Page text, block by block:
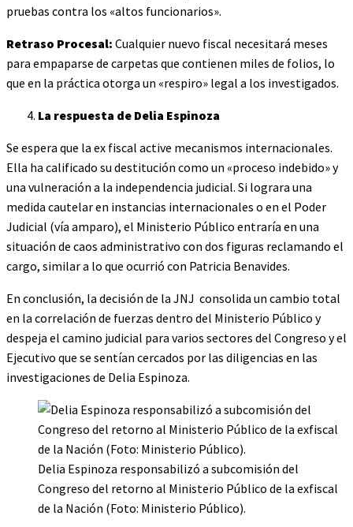
pruebas contra los «altos funcionarios».
Retraso Procesal: Cualquier nuevo fiscal necesitará meses
para empaparse de carpetas que contienen miles de folios, lo
que en la práctica otorga un «respiro» legal a los investigados.
La respuesta de Delia Espinoza
Se espera que la ex fiscal active mecanismos internacionales.
Ella ha calificado su destitución como un «proceso indebido» y
una vulneración a la independencia judicial. Si lograra una
medida cautelar en instancias internacionales o en el Poder
Judicial (vía amparo), el Ministerio Público entraría en una
situación de caos administrativo con dos figuras reclamando el
cargo, similar a lo que ocurrió con Patricia Benavides.
En conclusión, la decisión de la JNJ consolida un cambio total
en la correlación de fuerzas dentro del Ministerio Público y
despeja el camino judicial para varios sectores del Congreso y el
Ejecutivo que se sentían cercados por las diligencias en las
investigaciones de Delia Espinoza.
Delia Espinoza responsabilizó a subcomisión del
Congreso del retorno al Ministerio Público de la exfiscal
de la Nación (Foto: Ministerio Público).